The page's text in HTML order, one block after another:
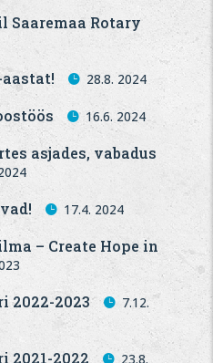
Saaremaa Rotary
28.8. 2024
16.6. 2024
asjades, vabadus
17.4. 2024
– Create Hope in
2022-2023
7.12.
2021-2022
23.8.